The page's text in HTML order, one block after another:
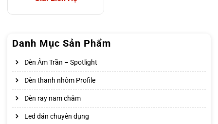
Danh Mục Sản Phẩm
Đèn Âm Trần – Spotlight
Đèn thanh nhôm Profile
Đèn ray nam châm
Led dán chuyên dụng